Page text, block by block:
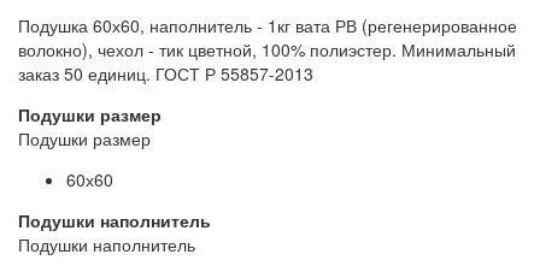
Подушка 60х60, наполнитель - 1кг вата РВ (регенерированное
волокно), чехол - тик цветной, 100% полиэстер. Минимальный
заказ 50 единиц. ГОСТ Р 55857-2013
Подушки размер
Подушки размер
60х60
Подушки наполнитель
Подушки наполнитель